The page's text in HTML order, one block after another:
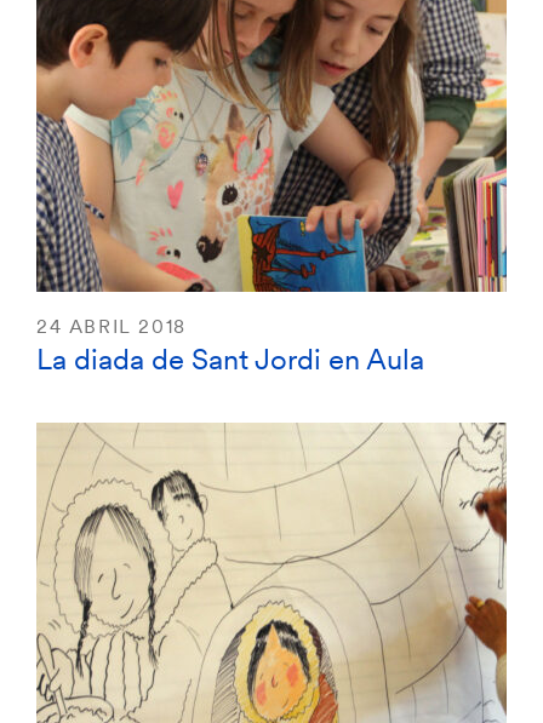
24 ABRIL 2018
La diada de Sant Jordi en Aula